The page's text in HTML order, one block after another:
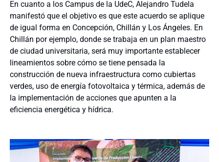
En cuanto a los Campus de la UdeC, Alejandro Tudela
manifestó que el objetivo es que este acuerdo se aplique
de igual forma en Concepción, Chillán y Los Ángeles. En
Chillán por ejemplo, donde se trabaja en un plan maestro
de ciudad universitaria, será muy importante establecer
lineamientos sobre cómo se tiene pensada la
construcción de nueva infraestructura como cubiertas
verdes, uso de energía fotovoltaica y térmica, además de
la implementación de acciones que apunten a la
eficiencia energética y hídrica.